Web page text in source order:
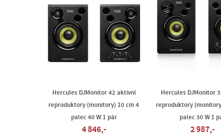
Hercules DJMonitor 42 aktivní
reproduktory (monitory) 10 cm 4
palec 40 W 1 pár
4 846,-
Hercules DJMonitor
reproduktory
palec 30 W 1
2 987,-